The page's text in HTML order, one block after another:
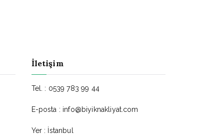
İletişim
Tel. : 0539 783 99 44
E-posta : info@biyiknakliyat.com
Yer : İstanbul